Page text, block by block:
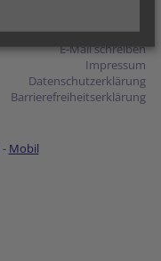
E-Mail schreiben
Impressum
Datenschutzerklärung
Barrierefreiheitserklärung
- Mobil